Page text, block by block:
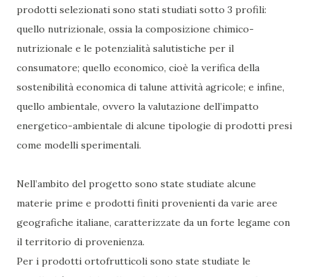
prodotti selezionati sono stati studiati sotto 3 profili:
quello nutrizionale, ossia la composizione chimico-
nutrizionale e le potenzialità salutistiche per il
consumatore; quello economico, cioè la verifica della
sostenibilità economica di talune attività agricole; e infine,
quello ambientale, ovvero la valutazione dell’impatto
energetico-ambientale di alcune tipologie di prodotti presi
come modelli sperimentali.
Nell’ambito del progetto sono state studiate alcune
materie prime e prodotti finiti provenienti da varie aree
geografiche italiane, caratterizzate da un forte legame con
il territorio di provenienza.
Per i prodotti ortofrutticoli sono state studiate le